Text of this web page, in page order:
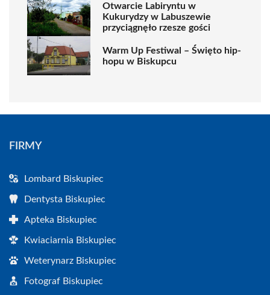
Otwarcie Labiryntu w
Kukurydzy w Labuszewie
przyciągnęło rzesze gości
Warm Up Festiwal – Święto hip-
hopu w Biskupcu
FIRMY
Lombard Biskupiec
Dentysta Biskupiec
Apteka Biskupiec
Kwiaciarnia Biskupiec
Weterynarz Biskupiec
Fotograf Biskupiec